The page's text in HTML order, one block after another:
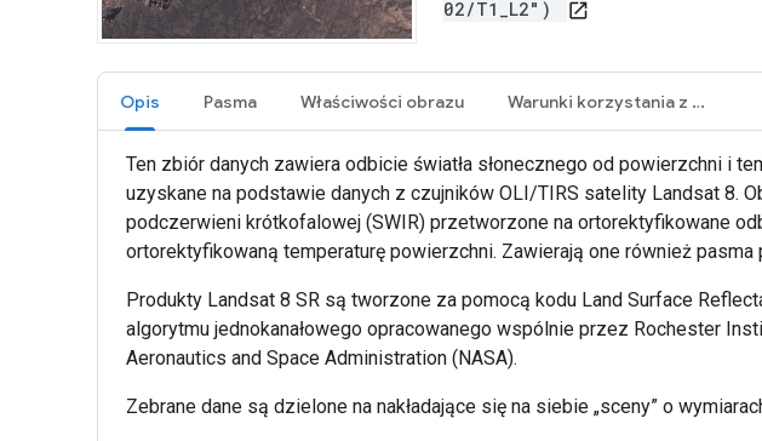
02/T1_L2")
open_in_new
Opis Pasma Właściwości obrazu Warunki korzystania z usługi
Ten zbiór danych zawiera odbicie światła słonecznego od powierzchni i
uzyskane na podstawie danych z czujników OLI/TIRS satelity Landsat 8.
podczerwieni krótkofalowej (SWIR) przetworzone na ortorektyfikowane
ortorektyfikowaną temperaturę powierzchni. Zawierają one również
Produkty Landsat 8 SR są tworzone za pomocą kodu Land Surface
algorytmu jednokanałowego opracowanego wspólnie przez Rochester
Aeronautics and Space Administration (NASA).
Zebrane dane są dzielone na nakładające się na siebie „sceny” o